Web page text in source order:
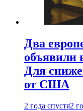
Два
объявили
Для
от США
2 года спустя2